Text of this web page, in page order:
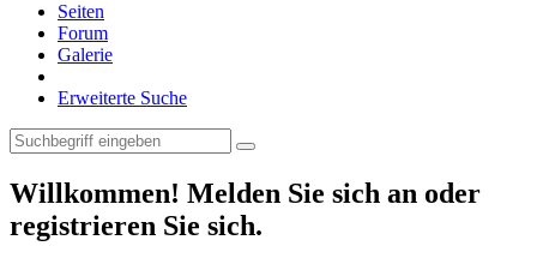
Seiten
Forum
Galerie
Erweiterte Suche
Willkommen! Melden Sie sich an oder
registrieren Sie sich.